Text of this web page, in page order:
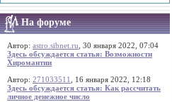
На форуме
Автор: astro.sibnet.ru , 30 января 2022, 07:04
Здесь обсуждается статья: Возможности
Хиромантии
Автор: 271033511
, 16 января 2022, 12:18
Здесь обсуждается статья: Как рассчитать
личное денежное число